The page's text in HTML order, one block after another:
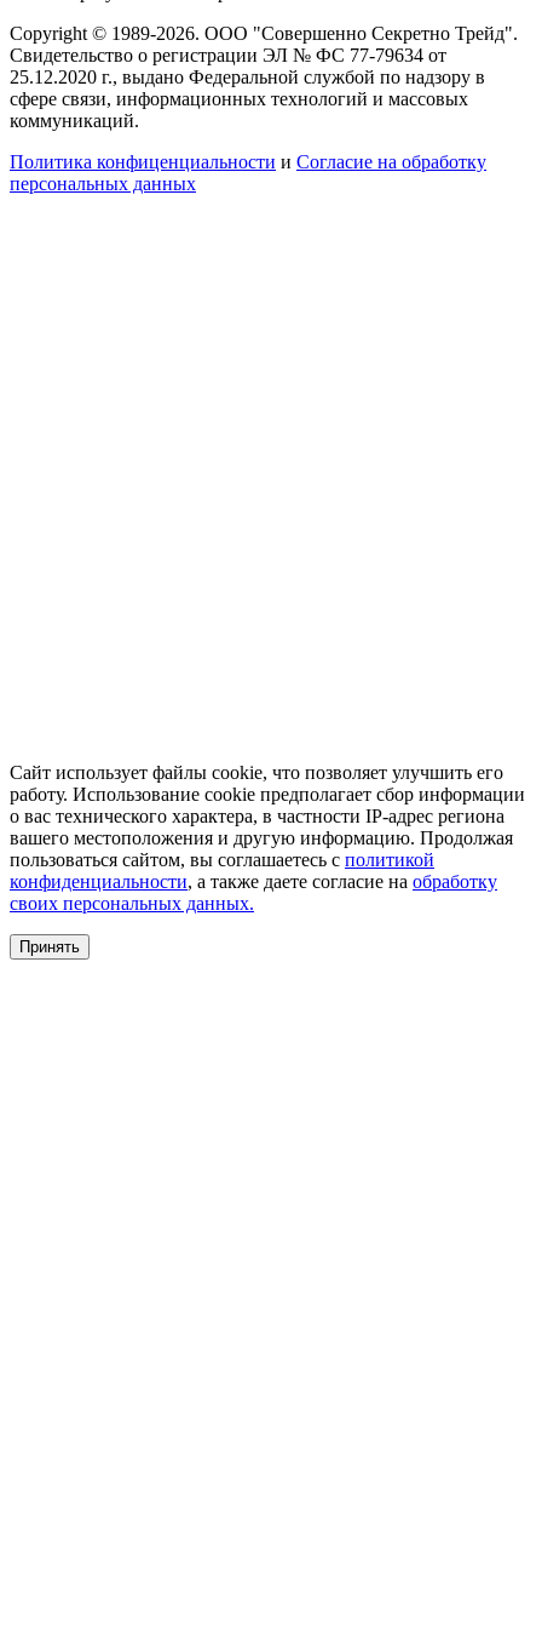
Copyright © 1989-2026. ООО "Совершенно Секретно Трейд".
Свидетельство о регистрации ЭЛ № ФС 77-79634 от
25.12.2020 г., выдано Федеральной службой по надзору в
сфере связи, информационных технологий и массовых
коммуникаций.
Политика конфиценциальности и Согласие на обработку
персональных данных
Сайт использует файлы cookie, что позволяет улучшить его
работу. Использование cookie предполагает сбор информации
о вас технического характера, в частности IP-адрес региона
вашего местоположения и другую информацию. Продолжая
пользоваться сайтом, вы соглашаетесь с политикой
конфиденциальности, а также даете согласие на обработку
своих персональных данных.
Принять